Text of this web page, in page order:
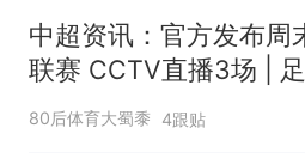
中超资讯：官方发布周
联赛 CCTV直播3场 | 足
协杯比赛时间就剩北京国
80后体育大蜀黍 4跟贴